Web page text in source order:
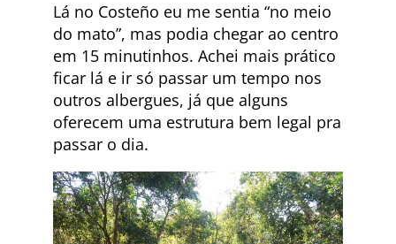
Lá no Costeño eu me sentia “no meio
do mato”, mas podia chegar ao centro
em 15 minutinhos. Achei mais prático
ficar lá e ir só passar um tempo nos
outros albergues, já que alguns
oferecem uma estrutura bem legal pra
passar o dia.